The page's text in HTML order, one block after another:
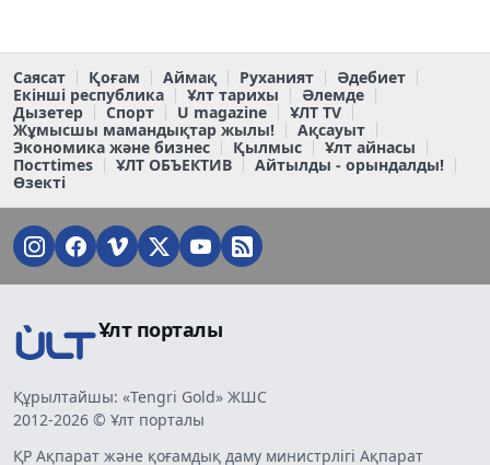
Саясат Қоғам Аймақ Руханият
Әдебиет
Екінші республика
Ұлт тарихы
Әлемде
Дызетер
Спорт U magazine
ҰЛТ TV
Жұмысшы мамандықтар жылы!
Ақсауыт
Экономика және бизнес
Қылмыс
Ұлт айнасы
Постtimes
ҰЛТ ОБЪЕКТИВ
Айтылды - орындалды!
Өзекті
Ұлт порталы
Құрылтайшы: «Tengri Gold» ЖШС
2012-2026 © Ұлт порталы
ҚР Ақпарат және қоғамдық даму министрлігі Ақпарат